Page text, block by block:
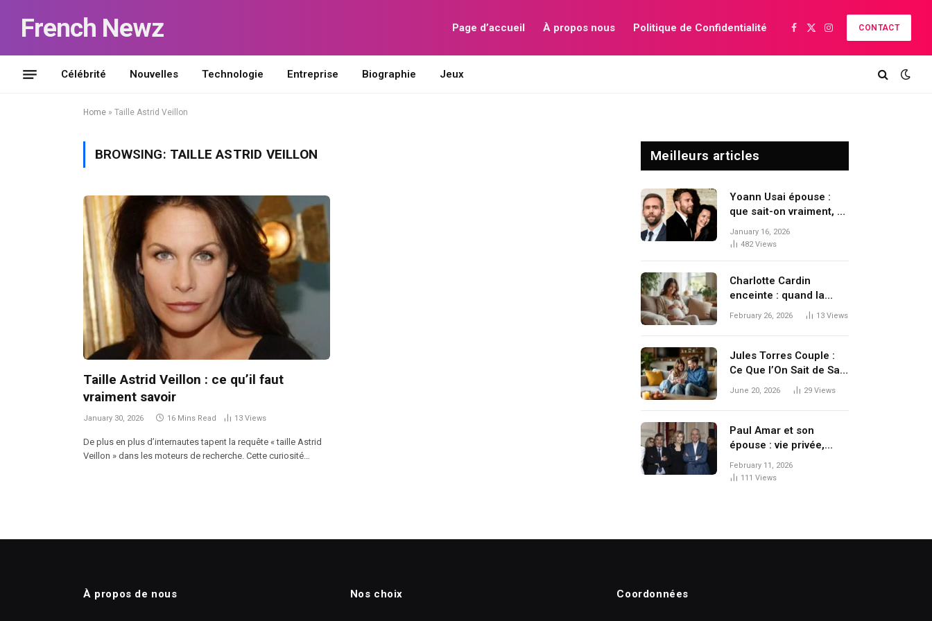
French Newz Page d’accueil À propos nous Politique de Confidentialité Facebook
X
Instagram
CONTACT
Célébrité Nouvelles Technologie Entreprise Biographie Jeux
Home » Taille Astrid Veillon
BROWSING: TAILLE ASTRID VEILLON
Taille Astrid Veillon : ce qu’il faut
vraiment savoir
January 30, 2026 16 Mins Read 13 Views
De plus en plus d’internautes tapent la requête « taille Astrid
Veillon » dans les moteurs de recherche. Cette curiosité…
Meilleurs articles
Yoann Usai épouse :
que sait-on vraiment, et
que révèle cette
curiosité ?
January 16, 2026
482Views
Charlotte Cardin
enceinte : quand la
rumeur persiste malgré
February 26, 2026 13 Views
Jules Torres Couple :
Ce Que l’On Sait de Sa
Vie Amoureuse
June 20, 2026 29 Views
Paul Amar et son
épouse : vie privée,
discrétion et parcours
d’un couple à l’ombre
February 11, 2026
111 Views
À propos de nous Nos choix Coordonnées